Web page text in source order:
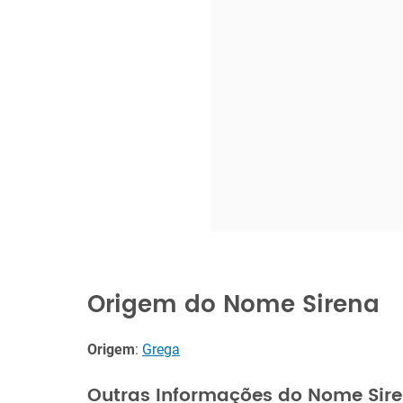
Origem do Nome Sirena
Origem: Grega
Outras Informações do Nome